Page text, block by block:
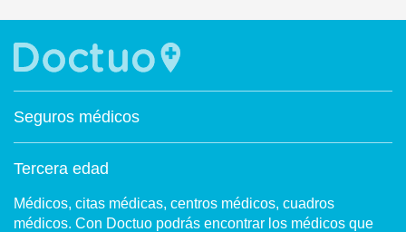
Seguros médicos
Tercera edad
Médicos, citas médicas, centros médicos, cuadros
médicos. Con Doctuo podrás encontrar los médicos que